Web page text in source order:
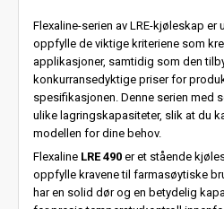
Flexaline-serien av LRE-kjøleskap er
oppfylle de viktige kriteriene som
applikasjoner, samtidig som den
konkurransedyktige priser for
spesifikasjonen. Denne serien med
ulike lagringskapasiteter, slik at du
modellen for dine behov.
Flexaline LRE 490er et stående
oppfylle kravene til farmasøytiske
har en solid dør og en betydelig